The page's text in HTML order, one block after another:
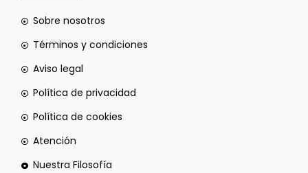
Sobre nosotros
Términos y condiciones
Aviso legal
Política de privacidad
Política de cookies
Atención
Nuestra Filosofía